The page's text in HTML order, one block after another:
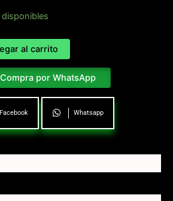
disponibles
al carrito
Compra por WhatsApp
Facebook Whatsapp